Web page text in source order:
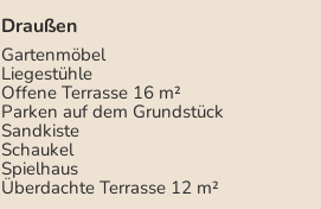
Draußen
Gartenmöbel
Liegestühle
Offene Terrasse 16 m²
Parken auf dem Grundstück
Sandkiste
Schaukel
Spielhaus
Überdachte Terrasse 12 m²